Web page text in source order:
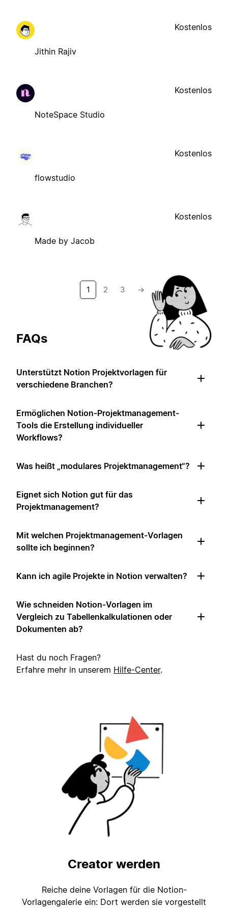
Jithin Rajiv
Kostenlos
NoteSpace Studio
Kostenlos
flowstudio
Kostenlos
Made by Jacob
Kostenlos
1 2 3 →
FAQs
Unterstützt Notion Projektvorlagen für
verschiedene Branchen?
Ermöglichen Notion-Projektmanagement-
Tools die Erstellung individueller
Workflows?
Was heißt „modulares Projektmanagement“?
Eignet sich Notion gut für das
Projektmanagement?
Mit welchen Projektmanagement-Vorlagen
sollte ich beginnen?
Kann ich agile Projekte in Notion verwalten?
Wie schneiden Notion-Vorlagen im
Vergleich zu Tabellenkalkulationen oder
Dokumenten ab?
Hast du noch Fragen?
Erfahre mehr in unserem Hilfe-Center.
Creator werden
Reiche deine Vorlagen für die Notion-
Vorlagengalerie ein: Dort werden sie vorgestellt